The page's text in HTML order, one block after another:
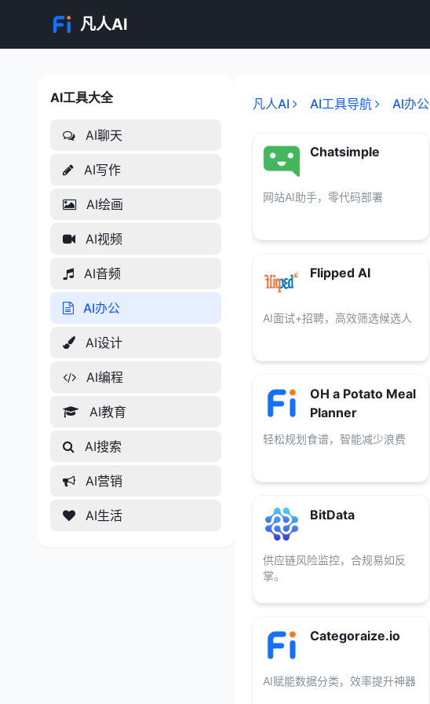
凡人AI
AI工具大全
AI工具大全
AI聊天
AI写作
AI绘画
AI视频
AI音频
AI办公
AI设计
AI编程
AI教育
AI搜索
AI营销
AI生活
凡人AI AI工具导航 AI办公
Chatsimple
网站AI助手，零代码部署
Flipped AI
AI面试+招聘，高效筛选候选人
OH a Potato Meal
Planner
轻松规划食谱，智能减少浪费
BitData
供应链风险监控，合规易如反
掌。
Categoraize.io
AI赋能数据分类，效率提升神器